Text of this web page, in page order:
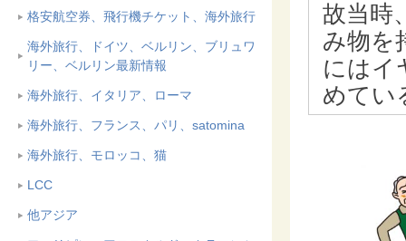
格安航空券、飛行機チケット、海外旅行
海外旅行、ドイツ、ベルリン、ブリュワ
リー、ベルリン最新情報
海外旅行、イタリア、ローマ
海外旅行、フランス、パリ、satomina
海外旅行、モロッコ、猫
LCC
他アジア
故当時
み物を
にはイ
めてい